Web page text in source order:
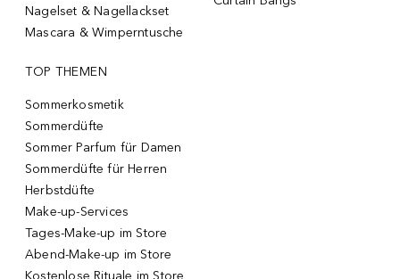
Nagelset & Nagellackset
Mascara & Wimperntusche
TOP THEMEN
Sommerkosmetik
Sommerdüfte
Sommer Parfum für Damen
Sommerdüfte für Herren
Herbstdüfte
Make-up-Services
Tages-Make-up im Store
Abend-Make-up im Store
Kostenlose Rituale im Store